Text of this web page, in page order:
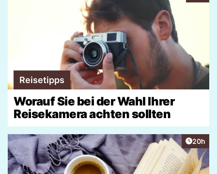
Reisetipps
Worauf Sie bei der Wahl Ihrer
Reisekamera achten sollten
Artikel
20h